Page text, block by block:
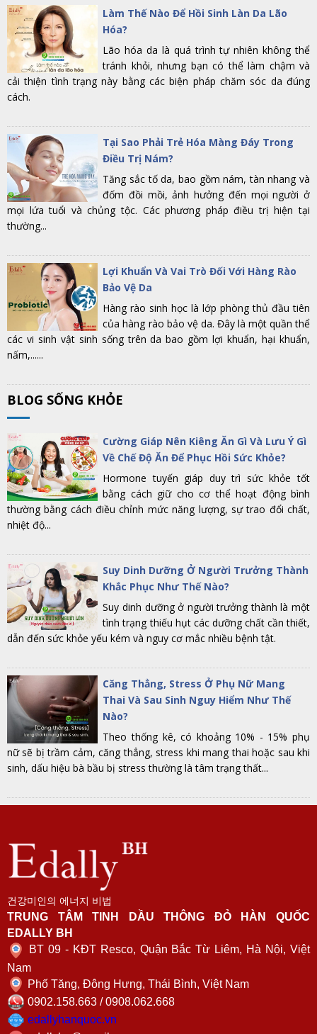
Làm Thế Nào Để Hồi Sinh Làn Da Lão
Hóa?
Lão hóa da là quá trình tự nhiên không thể
tránh khỏi, nhưng bạn có thể làm chậm và
cải thiện tình trạng này bằng các biện pháp chăm sóc da đúng
cách.
Tại Sao Phải Trẻ Hóa Màng Đáy Trong
Điều Trị Nám?
Tăng sắc tố da, bao gồm nám, tàn nhang và
đốm đồi mồi, ảnh hưởng đến mọi người ở
mọi lứa tuổi và chủng tộc. Các phương pháp điều trị hiện tại
thường...
Lợi Khuẩn Và Vai Trò Đối Với Hàng Rào
Bảo Vệ Da
Hàng rào sinh học là lớp phòng thủ đầu tiên
của hàng rào bảo vệ da. Đây là một quần thể
các vi sinh vật sinh sống trên da bao gồm lợi khuẩn, hại khuẩn,
nấm,......
BLOG SỐNG KHỎE
Cường Giáp Nên Kiêng Ăn Gì Và Lưu Ý Gì
Về Chế Độ Ăn Để Phục Hồi Sức Khỏe?
Hormone tuyến giáp duy trì sức khỏe tốt
bằng cách giữ cho cơ thể hoạt động bình
thường bằng cách điều chỉnh mức năng lượng, sự trao đổi chất,
nhiệt độ...
Suy Dinh Dưỡng Ở Người Trưởng Thành
Khắc Phục Như Thế Nào?
Suy dinh dưỡng ở người trưởng thành là một
tình trạng thiếu hụt các dưỡng chất cần thiết,
dẫn đến sức khỏe yếu kém và nguy cơ mắc nhiều bệnh tật.
Căng Thẳng, Stress Ở Phụ Nữ Mang
Thai Và Sau Sinh Nguy Hiểm Như Thế
Nào?
Theo thống kê, có khoảng 10% - 15% phụ
nữ sẽ bị trầm cảm, căng thẳng, stress khi mang thai hoặc sau khi
sinh, dấu hiệu bà bầu bị stress thường là tâm trạng thất...
건강미인의 에너지 비법
TRUNG TÂM TINH DẦU THÔNG ĐỎ HÀN QUỐC
EDALLY BH
BT 09 - KĐT Resco, Quận Bắc Từ Liêm, Hà Nội, Việt
Nam
Phố Tăng, Đông Hưng, Thái Bình, Việt Nam
0902.158.663 / 0908.062.668
edallyhanquoc.vn